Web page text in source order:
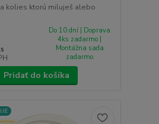
kolies ktorú miluješ alebo
Do 10 dní | Doprava
4ks zadarmo |
Montážna sada
zadarmo
Pridať do košíka